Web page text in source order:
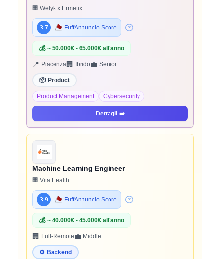
🏢 Welyk x Ermetix
3.7 FuffAnnuncio Score
💰 ~ 50.000€ - 65.000€ all'anno
📍 Piacenza🏢 Ibrido💼 Senior
📦 Product
Product Management Cybersecurity
Dettagli ➡️
Machine Learning Engineer
🏢 Vita Health
3.9 FuffAnnuncio Score
💰 ~ 40.000€ - 45.000€ all'anno
🏢 Full-Remote💼 Middle
⚙️ Backend